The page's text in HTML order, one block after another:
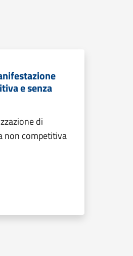
e senza
di
non competitiva